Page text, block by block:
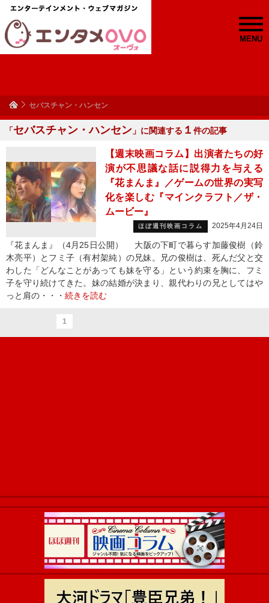
MENU
セバスチャン・ハンセン
「セバスチャン・ハンセン 」に関連する １ 件の記事
【週末映画コラム】出演者たちの好
演が不思議な話に説得力を与える
『花まんま』／ゲームの世界の実写
化を楽しむ『マインクラフト／ザ・
ムービー』
ほぼ週刊映画コラム 2025年4月24日
『花まんま』（4月25日公開） 大阪の下町で暮らす加藤俊樹（鈴
木亮平）とフミ子（有村架純）の兄妹。兄の俊樹は、死んだ父と交
わした「どんなことがあっても妹を守る」という約束を胸に、フミ
子を守り続けてきた。妹の結婚が決まり、親代わりの兄としてはや
っと肩の・・・ 続きを読む
1